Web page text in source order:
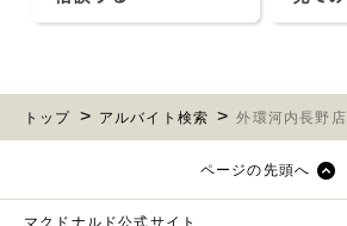
トップ アルバイト検索 外環河内長野店
ページの先頭へ
マクドナルド公式サイト